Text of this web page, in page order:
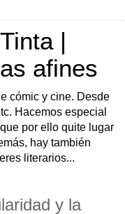
|
afines
cómic y cine. Desde
Hacemos especial
por ello quite lugar
hay también
literarios...
y la